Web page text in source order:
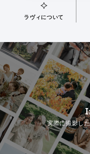
ラヴィについて
実際に撮影し